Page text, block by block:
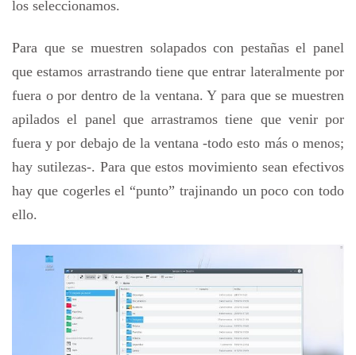
los seleccionamos.
Para que se muestren solapados con pestañas el panel
que estamos arrastrando tiene que entrar lateralmente por
fuera o por dentro de la ventana. Y para que se muestren
apilados el panel que arrastramos tiene que venir por
fuera y por debajo de la ventana -todo esto más o menos;
hay sutilezas-. Para que estos movimiento sean efectivos
hay que cogerles el “punto” trajinando un poco con todo
ello.